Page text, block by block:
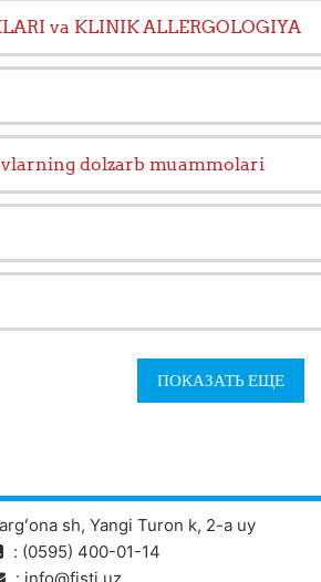
va KLINIK ALLERGOLOGIYA
dolzarb muammolari
ПОКАЗАТЬ ЕЩЕ
sh, Yangi Turon k, 2-a uy
: (0595) 400-01-14